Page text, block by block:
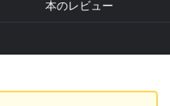
本のレビュー